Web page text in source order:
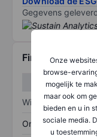
Onze
browse-
mogelijk te
maar ook om
bieden en u in
sociale media.
u
Gegevens
Financiële
Winst/verlies
Omzet